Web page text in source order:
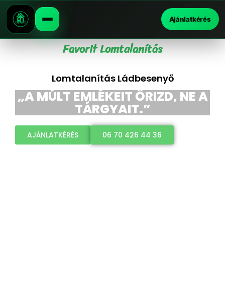
Ajánlatkérés
Favorit Lomtalanítás
Lomtalanítás Ládbesenyő
„A MÚLT EMLÉKEIT ŐRIZD, NE A
TÁRGYAIT.”
AJÁNLATKÉRÉS 06 70 426 44 36